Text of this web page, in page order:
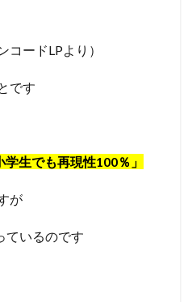
コードLPより）
です
学生でも再現性100％」
が
ているのです